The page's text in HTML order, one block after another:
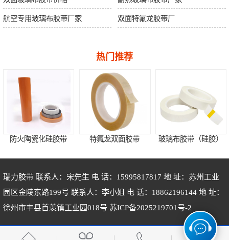
航空专用玻璃布胶带厂家 双面特氟龙胶带厂
热门推荐
防火陶瓷化硅胶带 特氟龙双面胶带 玻璃布胶带（硅胶）
替代德莎4174烤漆分色胶带
瑞力胶带 联系人：宋先生 电 话：15995817817 地 址：苏州工业
园区金陵东路199号 联系人：李小姐 电 话：18862196144 地 址：
徐州市丰县首羡镇工业园018号 苏ICP备2025219701号-2